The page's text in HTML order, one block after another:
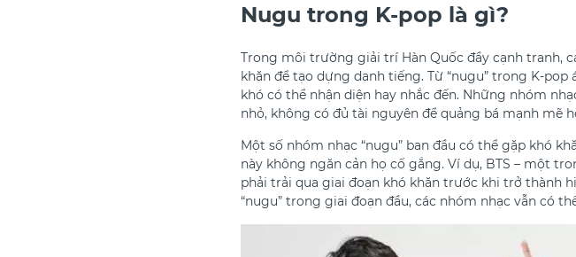
Nugu trong K-pop là gì?
Trong môi trường giải trí Hàn Quốc đầy cạnh tranh,
khăn để tạo dựng danh tiếng. Từ “nugu” trong K-
khó có thể nhận diện hay nhắc đến. Những nhóm
nhỏ, không có đủ tài nguyên để quảng bá mạnh mẽ
Một số nhóm nhạc “nugu” ban đầu có thể gặp khó
này không ngăn cản họ cố gắng. Ví dụ, BTS – một
phải trải qua giai đoạn khó khăn trước khi trở thành
“nugu” trong giai đoạn đầu, các nhóm nhạc vẫn có